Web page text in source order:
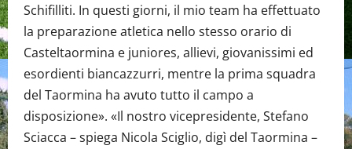
Schifilliti. In questi giorni, il mio team ha effettuato
la preparazione atletica nello stesso orario di
Casteltaormina e juniores, allievi, giovanissimi ed
esordienti biancazzurri, mentre la prima squadra
del Taormina ha avuto tutto il campo a
disposizione». «Il nostro vicepresidente, Stefano
Sciacca – spiega Nicola Sciglio, digì del Taormina –